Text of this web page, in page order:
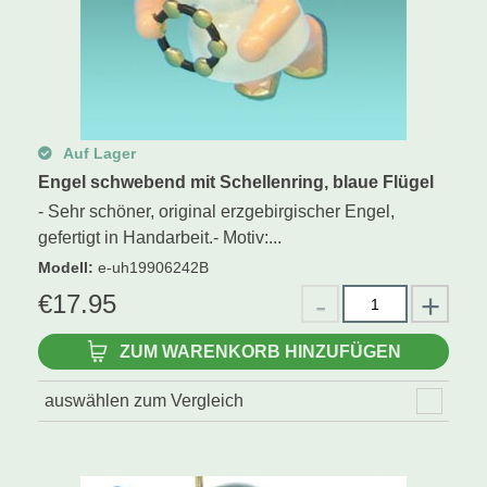
Auf Lager
Engel schwebend mit Schellenring, blaue Flügel
- Sehr schöner, original erzgebirgischer Engel,
gefertigt in Handarbeit.- Motiv:...
Modell: e-uh19906242B
€17.95
ZUM WARENKORB HINZUFÜGEN
auswählen zum Vergleich